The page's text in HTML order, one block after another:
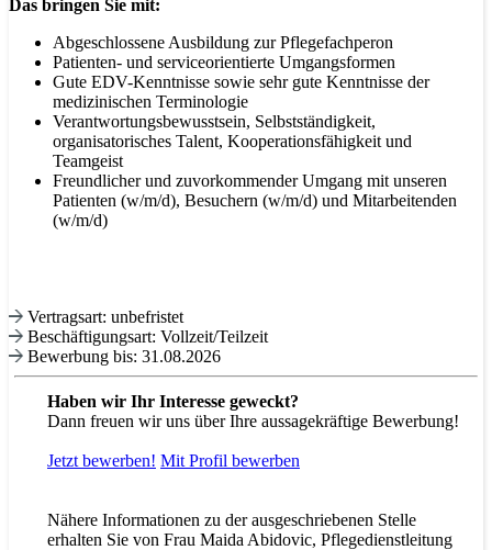
Das bringen Sie mit:
Abgeschlossene Ausbildung zur Pflegefachperon
Patienten- und serviceorientierte Umgangsformen
Gute EDV-Kenntnisse sowie sehr gute Kenntnisse der
medizinischen Terminologie
Verantwortungsbewusstsein, Selbstständigkeit,
organisatorisches Talent, Kooperationsfähigkeit und
Teamgeist
Freundlicher und zuvorkommender Umgang mit unseren
Patienten (w/m/d), Besuchern (w/m/d) und Mitarbeitenden
(w/m/d)
Vertragsart: unbefristet
Beschäftigungsart: Vollzeit/Teilzeit
Bewerbung bis: 31.08.2026
Haben wir Ihr Interesse geweckt?
Dann freuen wir uns über Ihre aussagekräftige Bewerbung!
Jetzt bewerben! Mit Profil bewerben
Nähere Informationen zu der ausgeschriebenen Stelle
erhalten Sie von Frau Maida Abidovic, Pflegedienstleitung